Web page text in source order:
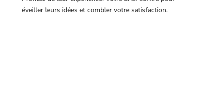
éveiller leurs idées et combler votre satisfaction.